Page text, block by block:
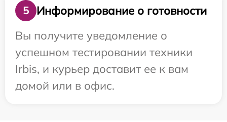
5
Информирование о готовности
Вы получите уведомление о
успешном тестировании техники
Irbis, и курьер доставит ее к вам
домой или в офис.